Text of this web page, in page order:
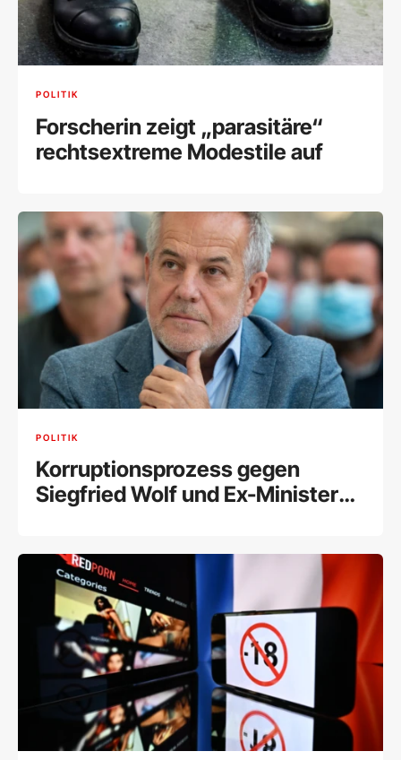
POLITIK
Forscherin zeigt „parasitäre“
rechtsextreme Modestile auf
POLITIK
Korruptionsprozess gegen
Siegfried Wolf und Ex-Minister